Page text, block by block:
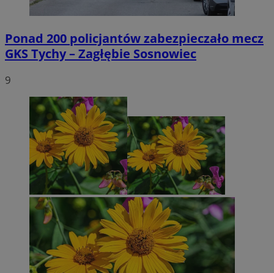
Ponad 200 policjantów zabezpieczało mecz
GKS Tychy – Zagłębie Sosnowiec
9